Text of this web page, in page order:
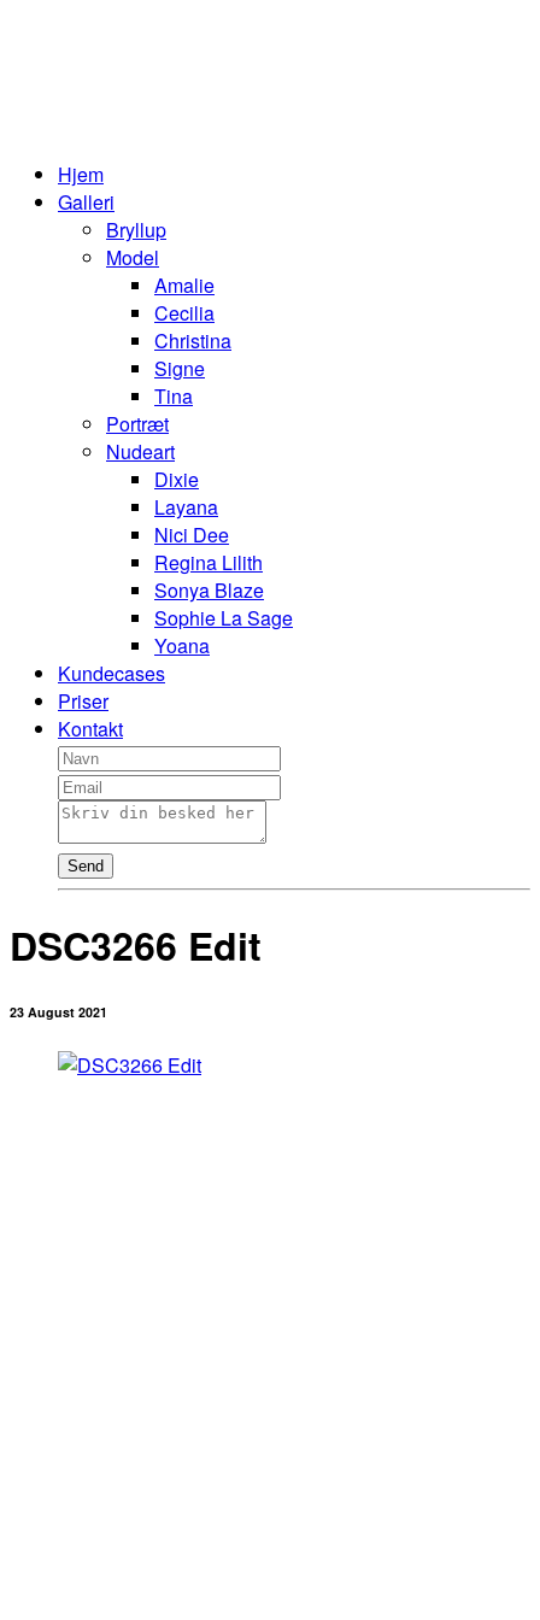
Hjem
Galleri
Bryllup
Model
Amalie
Cecilia
Christina
Signe
Tina
Portræt
Nudeart
Dixie
Layana
Nici Dee
Regina Lilith
Sonya Blaze
Sophie La Sage
Yoana
Kundecases
Priser
Kontakt
Send
DSC3266 Edit
23 August 2021